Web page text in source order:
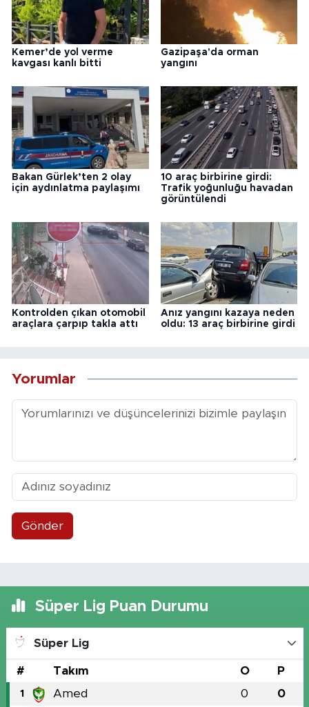
Kemer’de yol verme
kavgası kanlı bitti
Gazipaşa'da orman
yangını
Bakan Gürlek’ten 2 olay
için aydınlatma paylaşımı
10 araç birbirine girdi:
Trafik yoğunluğu havadan
görüntülendi
Kontrolden çıkan otomobil
araçlara çarpıp takla attı
Anız yangını kazaya neden
oldu: 13 araç birbirine girdi
Yorumlar
Gönder
Süper Lig Puan Durumu
Süper Lig
# Takım O P
1 Amed 0 0